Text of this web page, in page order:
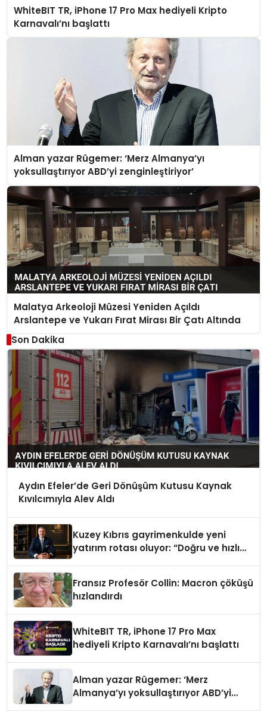
WhiteBIT TR, iPhone 17 Pro Max hediyeli Kripto
Karnavalı’nı başlattı
Alman yazar Rügemer: ‘Merz Almanya’yı
yoksullaştırıyor ABD’yi zenginleştiriyor’
Malatya Arkeoloji Müzesi Yeniden Açıldı
Arslantepe ve Yukarı Fırat Mirası Bir Çatı Altında
Son Dakika
Aydın Efeler’de Geri Dönüşüm Kutusu Kaynak
Kıvılcımıyla Alev Aldı
Kuzey Kıbrıs gayrimenkulde yeni
yatırım rotası oluyor: “Doğru ve hızlı
Fransız Profesör Collin: Macron çöküşü
hızlandırdı
WhiteBIT TR, iPhone 17 Pro Max
hediyeli Kripto Karnavalı’nı başlattı
Alman yazar Rügemer: ‘Merz
Almanya’yı yoksullaştırıyor ABD’yi